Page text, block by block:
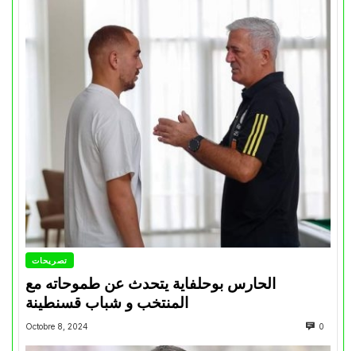
تصريحات
الحارس بوحلفاية يتحدث عن طموحاته مع
المنتخب و شباب قسنطينة
Octobre 8, 2024 0